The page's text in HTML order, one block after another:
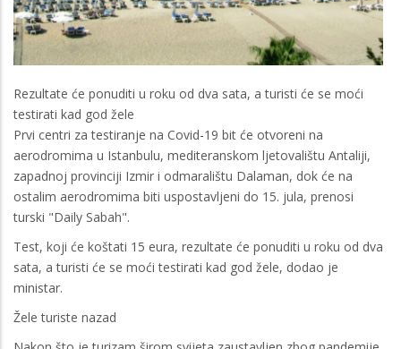
Rezultate će ponuditi u roku od dva sata, a turisti će se moći
testirati kad god žele
Prvi centri za testiranje na Covid-19 bit će otvoreni na
aerodromima u Istanbulu, mediteranskom ljetovalištu Antaliji,
zapadnoj provinciji Izmir i odmaralištu Dalaman, dok će na
ostalim aerodromima biti uspostavljeni do 15. jula, prenosi
turski "Daily Sabah".
Test, koji će koštati 15 eura, rezultate će ponuditi u roku od dva
sata, a turisti će se moći testirati kad god žele, dodao je
ministar.
Žele turiste nazad